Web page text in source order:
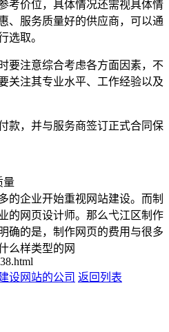
考价位，具体情况还需视具体情
、服务质量好的供应商，可以通
选取。
要注意综合考虑各方面因素，不
关注其专业水平、工作经验以及
款，并与服务商签订正式合同保
量
的企业开始重视网站建设。而制
的网页设计师。那么弋江区制作
确的是，制作网页的费用与很多
么样类型的网
设网站的公司 返回列表